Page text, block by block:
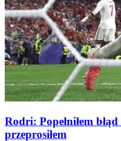
Rodri: Popełniłem
przeprosiłem